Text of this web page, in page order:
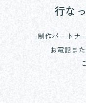
行な
制作パートナ
お電話ま